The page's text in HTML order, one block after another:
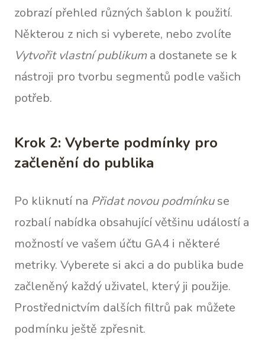
zobrazí přehled různých šablon k použití.
Některou z nich si vyberete, nebo zvolíte
Vytvořit vlastní publikuma dostanete se k
nástroji pro tvorbu segmentů podle vašich
potřeb.
Krok 2: Vyberte podmínky pro
začlenění do publika
Po kliknutí na Přidat novou podmínkuse
rozbalí nabídka obsahující většinu událostí a
možností ve vašem účtu GA4 i některé
metriky. Vyberete si akci a do publika bude
začleněný každý uživatel, který ji použije.
Prostřednictvím dalších filtrů pak můžete
podmínku ještě zpřesnit.